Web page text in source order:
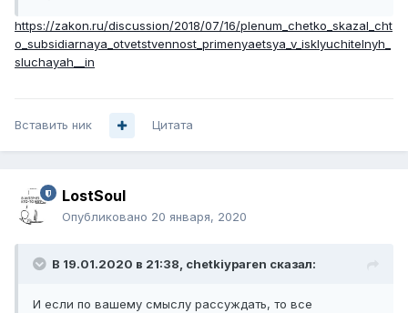
https://zakon.ru/discussion/2018/07/16/plenum_chetko_skazal_cht
o_subsidiarnaya_otvetstvennost_primenyaetsya_v_isklyuchitelnyh_
sluchayah__in
Вставить ник Цитата
LostSoul
Опубликовано 20 января, 2020
В 19.01.2020 в 21:38, chetkiyparen сказал:
И если по вашему смыслу рассуждать, то все